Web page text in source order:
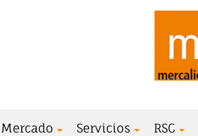
Mercado Servicios RSC